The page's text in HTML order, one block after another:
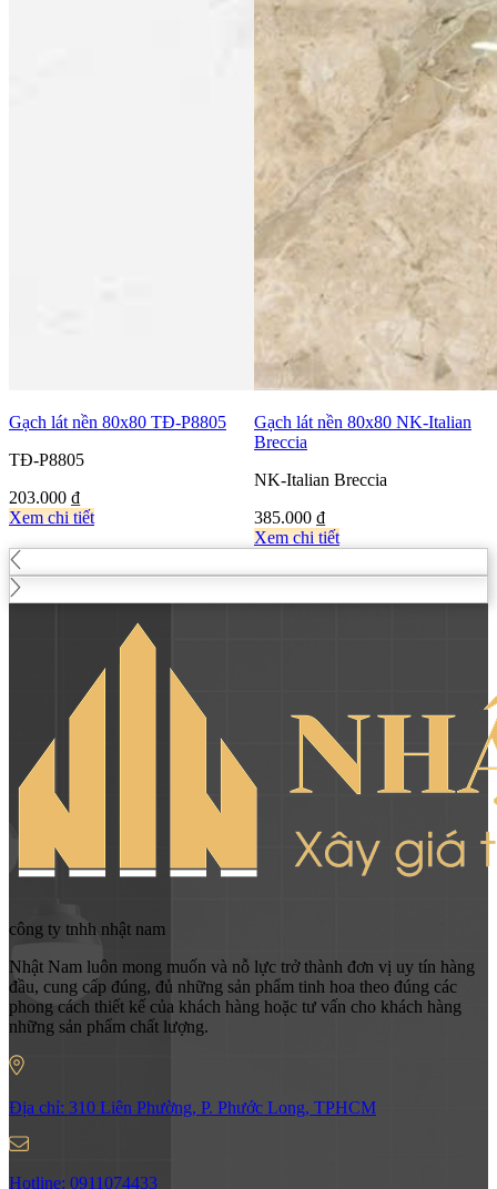
Gạch lát nền 80x80 TĐ-P8805
TĐ-P8805
203.000 ₫
Xem chi tiết
Gạch lát nền 80x80 NK-Italian
Breccia
NK-Italian Breccia
385.000 ₫
Xem chi tiết
công ty tnhh nhật nam
Nhật Nam luôn mong muốn và nỗ lực trở thành đơn vị uy tín hàng
đầu, cung cấp đúng, đủ những sản phẩm tinh hoa theo đúng các
phong cách thiết kế của khách hàng hoặc tư vấn cho khách hàng
những sản phẩm chất lượng.
Địa chỉ: 310 Liên Phường, P. Phước Long, TPHCM
Hotline: 0911074433